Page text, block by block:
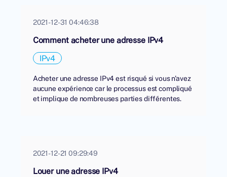
2021-12-31 04:46:38
Comment acheter une adresse IPv4
IPv4
Acheter une adresse IPv4 est risqué si vous n'avez
aucune expérience car le processus est compliqué
et implique de nombreuses parties différentes.
2021-12-21 09:29:49
Louer une adresse IPv4